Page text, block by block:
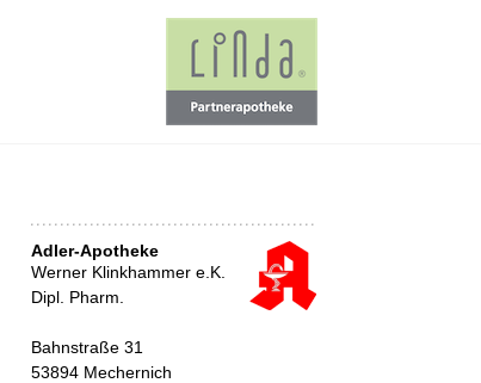
Adler-Apotheke
Werner Klinkhammer e.K.
Dipl. Pharm.
Bahnstraße 31
53894 Mechernich